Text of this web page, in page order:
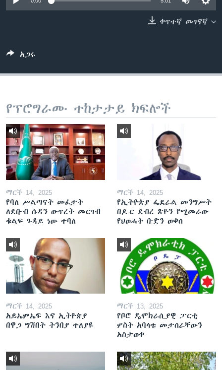
ቀጥተኛ መገናኛ
አጋሩ
የፕሮግራሙ ተከታታይ ክፍሎች
ማርች 14, 2025
የባለ ሥልጣናት መፈታት
ለደቡብ ሱዳን ውጥረት መርገብ
ቁልፍ ጉዳይ ነው ተባለ
ማርች 14, 2025
የኢትዮጵያ ፌደራል መንግሥት
በዶ.ር ደብረ ጽዮን የሚመራው
የህወሓት ቡድን ወቀሰ
ማርች 14, 2025
አይኤምኤፍ እና ኢትዮጵያ
በዋጋ ግሽበት ትንበያ ተለያዩ
ማርች 13, 2025
የቦሮ ዴሞክራሲያዊ ፓርቲ
ሦስት አባላቱ መታሰራቸውን
አስታወቀ